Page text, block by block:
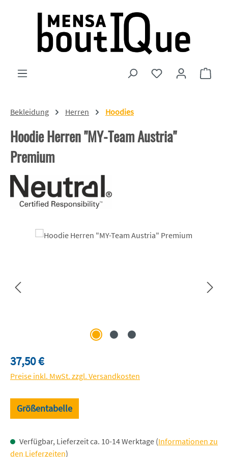
Zum Hauptinhalt springen
Du hast 0
Bekleidung Herren Hoodies
Hoodie Herren "MY-Team Austria"
Premium
Bildergalerie überspringen
Regulärer Preis:
37,50 €
Preise inkl. MwSt. zzgl. Versandkosten
Größentabelle
Verfügbar, Lieferzeit ca. 10-14 Werktage (Informationen zu
den Lieferzeiten)